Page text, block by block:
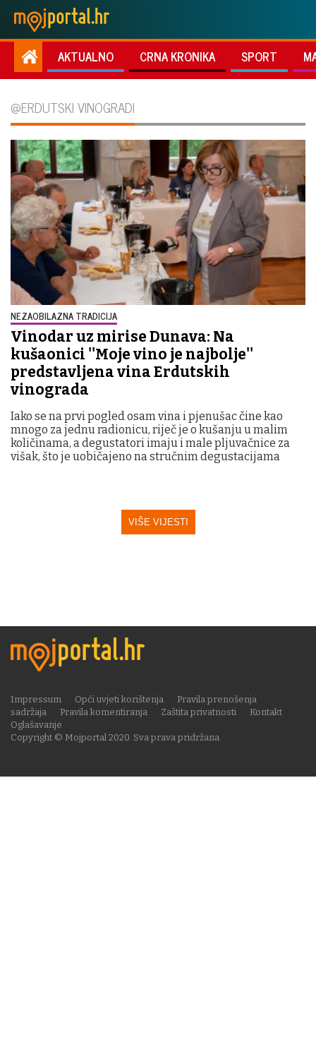
AKTUALNO CRNA KRONIKA SPORT
@ERDUTSKI VINOGRADI
NEZAOBILAZNA TRADICIJA
Vinodar uz mirise Dunava: Na
kušaonici ''Moje vino je najbolje''
predstavljena vina Erdutskih
vinograda
Iako se na prvi pogled osam vina i pjenušac čine kao
mnogo za jednu radionicu, riječ je o kušanju u malim
količinama, a degustatori imaju i male pljuvačnice za
višak, što je uobičajeno na stručnim degustacijama
VIŠE VIJESTI
Copyright © Mojportal 2020. Sva prava pridržana.
Impressum Opći uvjeti korištenja
Pravila prenošenja
sadržaja
Pravila komentiranja Zaštita privatnosti
Kontakt
Oglašavanje